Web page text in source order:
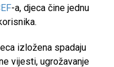
-a, djeca čine jednu
izložena spadaju
vijesti, ugrožavanje